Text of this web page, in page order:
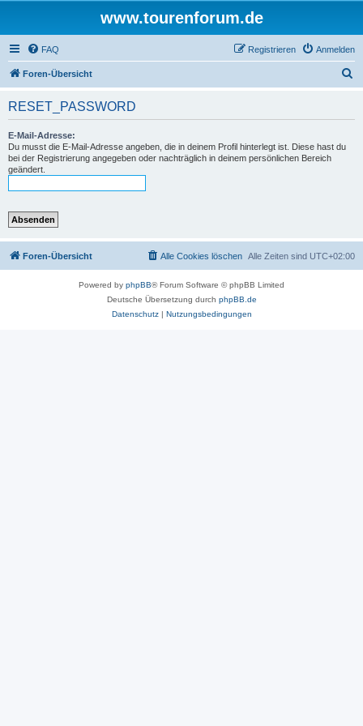
www.tourenforum.de
FAQ Anmelden
Registrieren
Foren-Übersicht
RESET_PASSWORD
E-Mail-Adresse:
Du musst die E-Mail-Adresse angeben, die in deinem Profil hinterlegt ist. Diese hast du
bei der Registrierung angegeben oder nachträglich in deinem persönlichen Bereich
geändert.
Foren-Übersicht Alle Zeiten sind UTC+02:00
Alle Cookies löschen
Powered by phpBB® Forum Software © phpBB Limited
Deutsche Übersetzung durch phpBB.de
Datenschutz| Nutzungsbedingungen